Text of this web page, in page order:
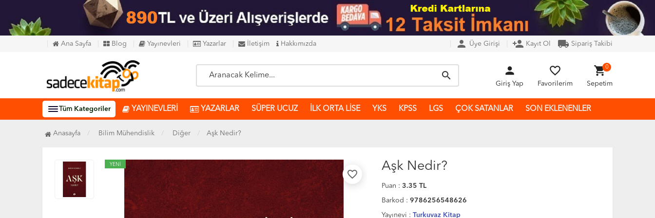
Ana Sayfa Blog Yayınevleri Yazarlar İletişim Hakkımızda person Üye Girişi person_add Kayıt Ol local_shipping Sipariş Takibi
search person
Giriş Yap
favorite_border
Favorilerim
shopping_cart0
Sepetim
Tüm Kategoriler YAYINEVLERİ YAZARLAR SÜPER UCUZ İLK ORTA LİSE YKS KPSS LGS ÇOK SATANLAR SON EKLENENLER
Anasayfa Bilim Mühendislik Diğer Aşk Nedir?
YENİ
favorite_border
Aşk Nedir?
Puan : 3.35 TL
Barkod : 9786256548626
Yayınevi : Turkuvaz Kitap